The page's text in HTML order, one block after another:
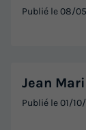
Publié le08/
Jean
Publié le01/